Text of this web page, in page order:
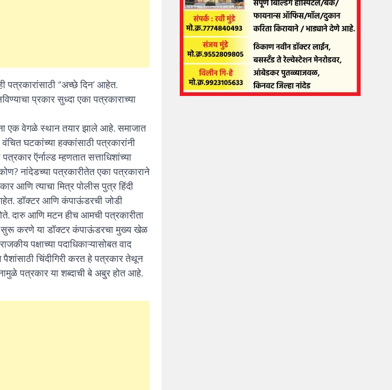
“अच्छे दिन’ आहेत.
प्रकार सुध्दा एका पत्रकाराच्या
एक वेगळे स्थान तयार झाले आहे. समाजात
घटकांच्या हक्कांसाठी पत्रकारांनी
ऍर्नाल्ड म्हणतात सत्ताधिशांच्या
नांदेडच्या पत्रकारीतेत एका पत्रकाराने
आणि त्याचा मित्र पोलीस पुत्र हिंदी
डॉक्टर आणि कंपाऊंडरची जोडी
दारु आणि मटन हीच आमची पत्रकारीता
सुरू करणे या डॉक्टर कंपाऊंडरचा मुख्य खेळ
पक्षाच्या पदाधिकाऱ्यासोबत वाद
चिंदीगिरी करत हे पत्रकार तेथून
पत्रकार या शब्दाची बे अबु्र होत आहे.